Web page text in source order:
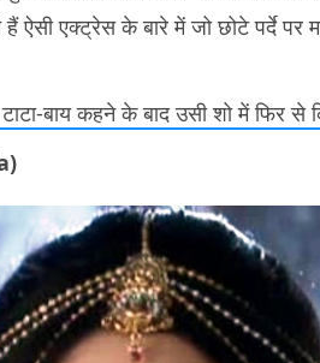
एक्ट्रेस के बारे में जो छोटे पर्दे पर
टाटा-बाय कहने के बाद उसी शो में फिर